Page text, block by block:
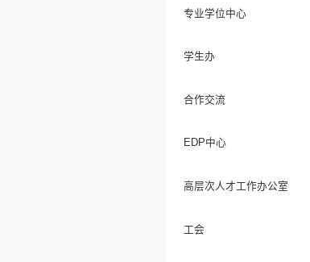
专业学位中心
学生办
合作交流
EDP中心
高层次人才工作办公室
工会